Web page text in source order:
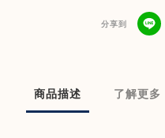
分享到
商品描述 了解更多